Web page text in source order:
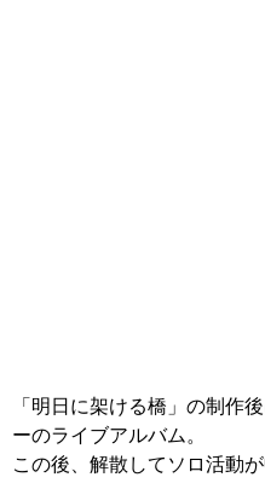
「明日に架ける橋」の制作
ーのライブアルバム。
この後、解散してソロ活動